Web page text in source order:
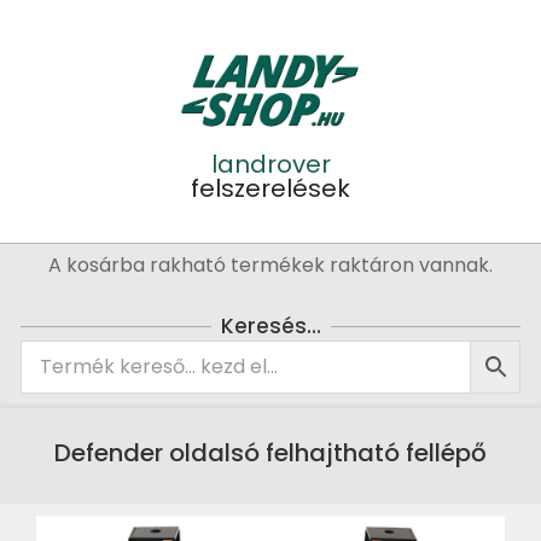
landrover
felszerelések
PrimaryA kosárba rakható termékek raktáron vannak.
Keresés…
Defender oldalsó felhajtható fellépő